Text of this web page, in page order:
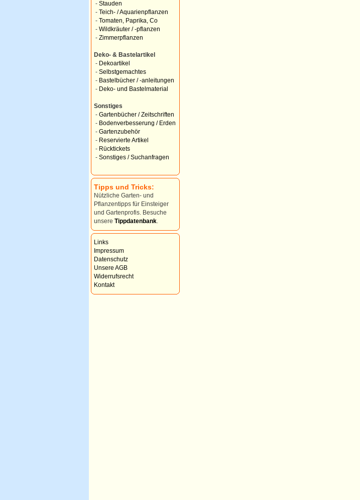
- Stauden
- Teich- / Aquarienpflanzen
- Tomaten, Paprika, Co
- Wildkräuter / -pflanzen
- Zimmerpflanzen
Deko- & Bastelartikel
- Dekoartikel
- Selbstgemachtes
- Bastelbücher / -anleitungen
- Deko- und Bastelmaterial
Sonstiges
- Gartenbücher / Zeitschriften
- Bodenverbesserung / Erden
- Gartenzubehör
- Reservierte Artikel
- Rücktickets
- Sonstiges / Suchanfragen
Tipps und Tricks:
Nützliche Garten- und
Pflanzentipps für Einsteiger
und Gartenprofis. Besuche
unsere Tippdatenbank
Links
Impressum
Datenschutz
Unsere AGB
Widerrufsrecht
Kontakt